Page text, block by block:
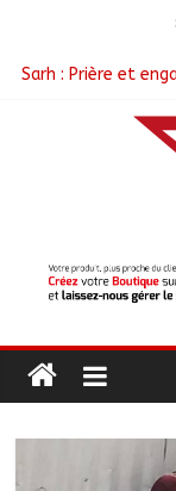
Sarh : Prière et
Politique : Le RPC
وداي يطالب الحكومة
Toukra : La gare
améliorer la